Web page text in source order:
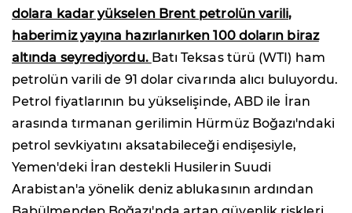
dolara kadar yükselen Brent petrolün varili,
haberimiz yayına hazırlanırken 100 doların biraz
altında seyrediyordu. Batı Teksas türü (WTI) ham
petrolün varili de 91 dolar civarında alıcı buluyordu.
Petrol fiyatlarının bu yükselişinde, ABD ile İran
arasında tırmanan gerilimin Hürmüz Boğazı'ndaki
petrol sevkiyatını aksatabileceği endişesiyle,
Yemen'deki İran destekli Husilerin Suudi
Arabistan'a yönelik deniz ablukasının ardından